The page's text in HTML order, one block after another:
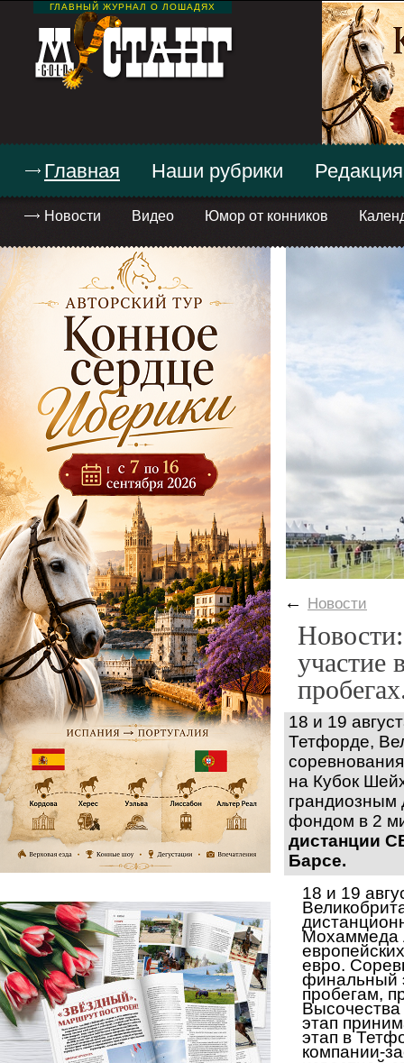
ГЛАВНЫЙ ЖУРНАЛ О ЛОШАДЯХ
Главная
Новости Видео Юмор от конников
Наши рубрики Редакция
← Новости
участие
18 и 19
Тетфорде,
на Кубок
грандиозным
фондом в 2
дистанции
Барсе.
18 и 19
Мохаммеда
евро.
финальный
пробегам,
Высочества
этап
этап в
компании-